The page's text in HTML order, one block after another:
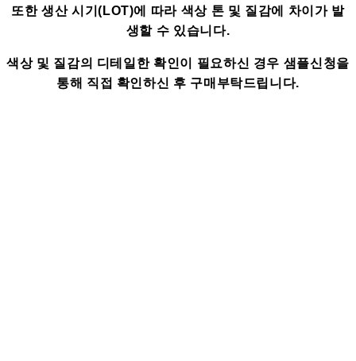
또한 생산 시기(LOT)에 따라 색상 톤 및 질감에 차이가 발
생할 수 있습니다.
색상 및 질감의 디테일한 확인이 필요하신 경우 샘플신청을
통해 직접 확인하신 후 구매부탁드립니다.